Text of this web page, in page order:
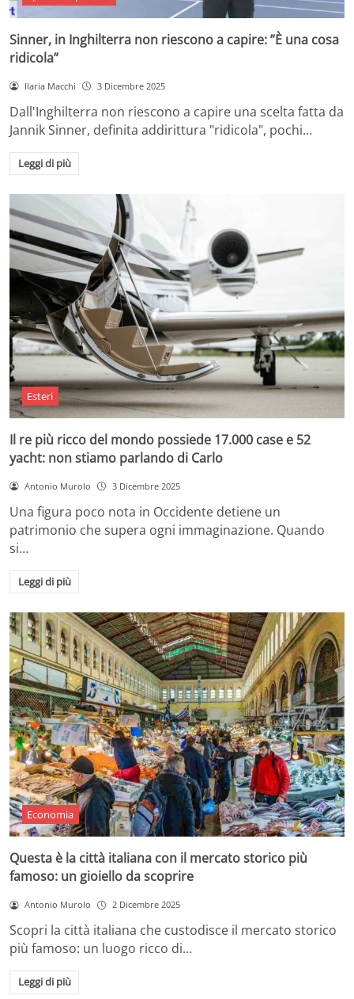
Sinner, in Inghilterra non riescono a capire: ”È una cosa
ridicola”
Ilaria Macchi 3 Dicembre 2025
Dall'Inghilterra non riescono a capire una scelta fatta da
Jannik Sinner, definita addirittura "ridicola", pochi…
Leggi di più
Esteri
Il re più ricco del mondo possiede 17.000 case e 52
yacht: non stiamo parlando di Carlo
Antonio Murolo 3 Dicembre 2025
Una figura poco nota in Occidente detiene un
patrimonio che supera ogni immaginazione. Quando
si…
Leggi di più
Economia
Questa è la città italiana con il mercato storico più
famoso: un gioiello da scoprire
Antonio Murolo 2 Dicembre 2025
Scopri la città italiana che custodisce il mercato storico
più famoso: un luogo ricco di…
Leggi di più